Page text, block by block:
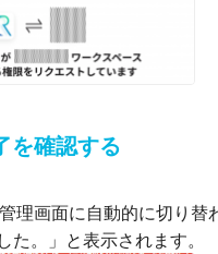
を確認する
理画面に自動的に切り替
た。」と表示されます。